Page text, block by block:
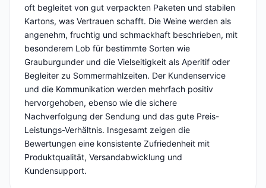
oft begleitet von gut verpackten Paketen und stabilen
Kartons, was Vertrauen schafft. Die Weine werden als
angenehm, fruchtig und schmackhaft beschrieben, mit
besonderem Lob für bestimmte Sorten wie
Grauburgunder und die Vielseitigkeit als Aperitif oder
Begleiter zu Sommermahlzeiten. Der Kundenservice
und die Kommunikation werden mehrfach positiv
hervorgehoben, ebenso wie die sichere
Nachverfolgung der Sendung und das gute Preis-
Leistungs-Verhältnis. Insgesamt zeigen die
Bewertungen eine konsistente Zufriedenheit mit
Produktqualität, Versandabwicklung und
Kundensupport.